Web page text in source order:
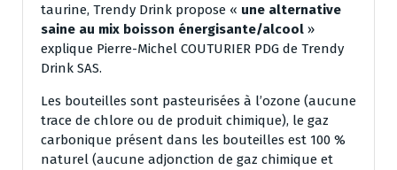
taurine, Trendy Drink propose « une alternative
saine au mix boisson énergisante/alcool »
explique Pierre-Michel COUTURIER PDG de Trendy
Drink SAS.
Les bouteilles sont pasteurisées à l’ozone (aucune
trace de chlore ou de produit chimique), le gaz
carbonique présent dans les bouteilles est 100 %
naturel (aucune adjonction de gaz chimique et